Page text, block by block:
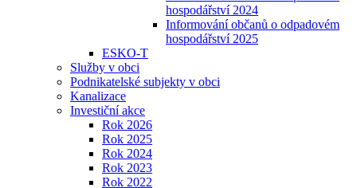
hospodářství 2024
Informování občanů o odpadovém
hospodářství 2025
ESKO-T
Služby v obci
Podnikatelské subjekty v obci
Kanalizace
Investiční akce
Rok 2026
Rok 2025
Rok 2024
Rok 2023
Rok 2022